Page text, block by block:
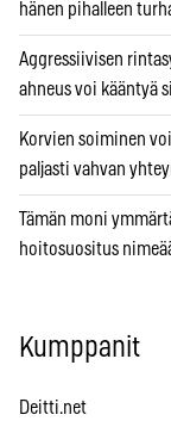
hänen pihalleen
Aggressiivisen
ahneus voi kääntyä
Korvien soiminen
paljasti vahvan
Tämän moni
hoitosuositus
Kumppanit
Deitti.net